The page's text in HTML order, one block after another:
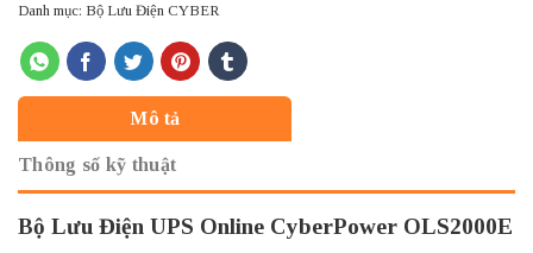
Danh mục: Bộ Lưu Điện CYBER
Mô tả
Thông số kỹ thuật
Bộ Lưu Điện UPS Online CyberPower OLS2000E